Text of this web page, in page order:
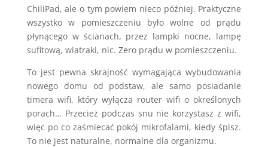
ChiliPad, ale o tym powiem nieco później. Praktyczne
wszystko w pomieszczeniu było wolne od prądu
płynącego w ścianach, przez lampki nocne, lampę
sufitową, wiatraki, nic. Zero prądu w pomieszczeniu.
To jest pewna skrajność wymagająca wybudowania
nowego domu od podstaw, ale samo posiadanie
timera wifi, który wyłącza router wifi o określonych
porach… Przecież podczas snu nie korzystasz z wifi,
więc po co zaśmiecać pokój mikrofalami, kiedy śpisz.
To nie jest naturalne, normalne dla organizmu.